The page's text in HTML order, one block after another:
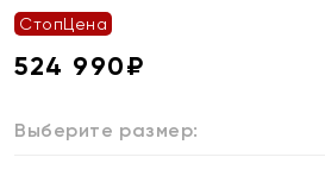
СтопЦена
524 990₽
Выберите размер: